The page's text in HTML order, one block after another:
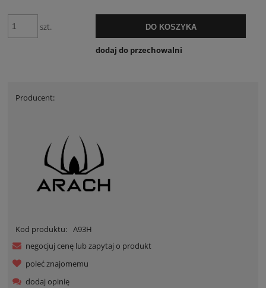
szt. DO KOSZYKA
dodaj do przechowalni
Producent:
Kod produktu: A93H
negocjuj cenę lub zapytaj o produkt
poleć znajomemu
dodaj opinię